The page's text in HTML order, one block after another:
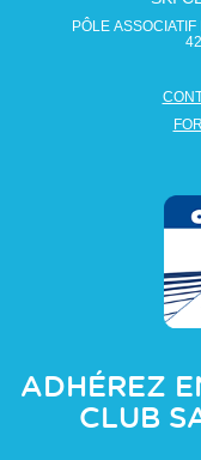
PÔLE
ADHÉREZ
CLUB